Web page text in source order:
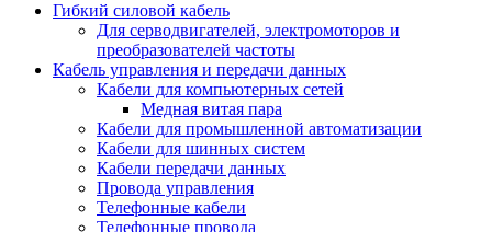
Гибкий силовой кабель
Для серводвигателей, электромоторов и
преобразователей частоты
Кабель управления и передачи данных
Кабели для компьютерных сетей
Медная витая пара
Кабели для промышленной автоматизации
Кабели для шинных систем
Кабели передачи данных
Провода управления
Телефонные кабели
Телефонные провода